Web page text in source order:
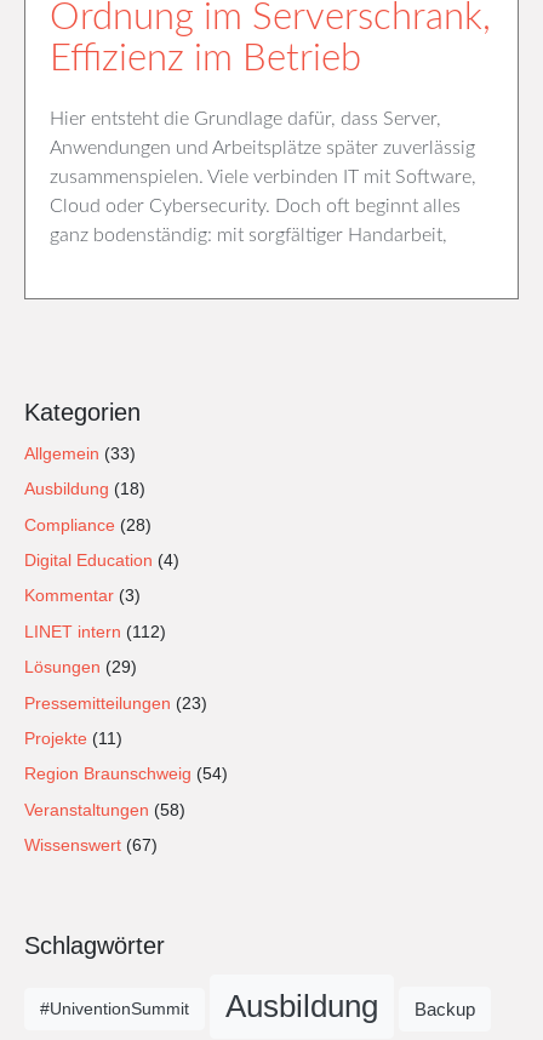
Ordnung im Serverschrank,
Effizienz im Betrieb
Hier entsteht die Grundlage dafür, dass Server,
Anwendungen und Arbeitsplätze später zuverlässig
zusammenspielen. Viele verbinden IT mit Software,
Cloud oder Cybersecurity. Doch oft beginnt alles
ganz bodenständig: mit sorgfältiger Handarbeit,
Kategorien
Allgemein (33)
Ausbildung (18)
Compliance (28)
Digital Education (4)
Kommentar (3)
LINET intern (112)
Lösungen (29)
Pressemitteilungen (23)
Projekte (11)
Region Braunschweig (54)
Veranstaltungen (58)
Wissenswert (67)
Schlagwörter
#UniventionSummit Ausbildung Backup